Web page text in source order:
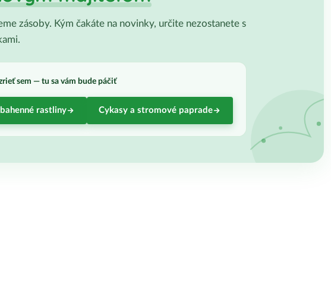
zásoby. Kým čakáte na novinky, určite nezostanete s
sem — tu sa vám bude páčiť
rastliny Cykasy a stromové paprade